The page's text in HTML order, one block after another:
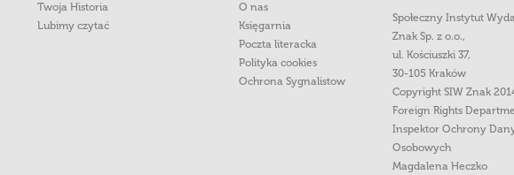
Twoja Historia
Lubimy czytać
O nas
Księgarnia
Poczta literacka
Polityka cookies
Ochrona Sygnalistow
Społeczny Instytut
Znak Sp. z o.o.,
ul. Kościuszki 37,
30-105 Kraków
Copyright SIW Znak
Foreign Rights
Inspektor Ochrony
Osobowych
Magdalena Heczko